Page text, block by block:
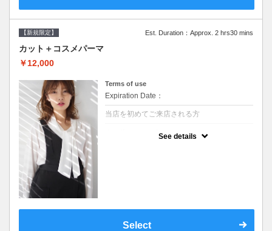
【新規限定】 Est. Duration：Approx. 2 hrs30 mins
カット＋コスメパーマ
￥12,000
Terms of use
Expiration Date：
当店を初めてご来店される方
See details
Select